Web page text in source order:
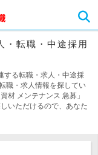
・転職・中途採用
する転職・求人・中途採
職・求人情報を探してい
材 メンテナンス 急募」
いただけるので、あなた